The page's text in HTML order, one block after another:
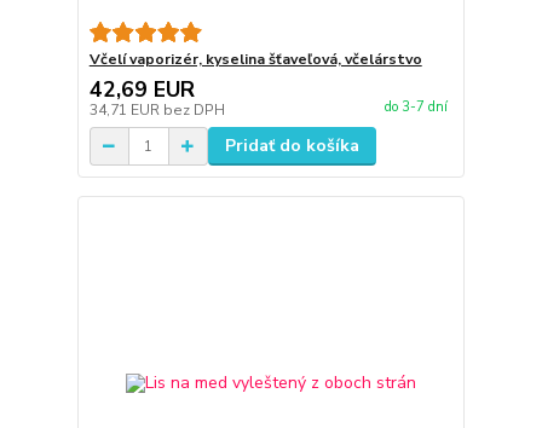
Včelí vaporizér, kyselina šťaveľová, včelárstvo
42,69 EUR
34,71 EUR bez DPH do 3-7 dní
Pridať do košíka